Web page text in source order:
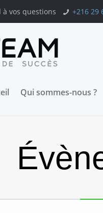
vos questions +216 29
Qui sommes-nous ?